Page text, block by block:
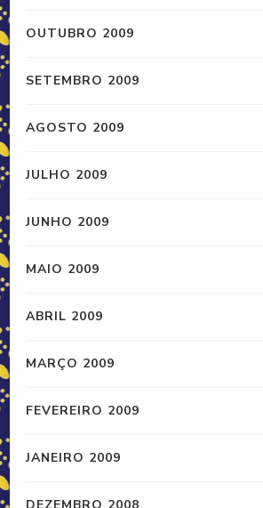
OUTUBRO 2009
SETEMBRO 2009
AGOSTO 2009
JULHO 2009
JUNHO 2009
MAIO 2009
ABRIL 2009
MARÇO 2009
FEVEREIRO 2009
JANEIRO 2009